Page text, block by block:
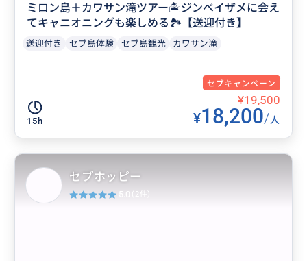
ミロン島＋カワサン滝ツアー🏝ジンベイザメに会え
てキャニオニングも楽しめる🏞️【送迎付き】
送迎付き セブ島体験 セブ島観光 カワサン滝
セブキャンペーン
15h
¥19,500
¥18,200/人
セブホッピー
5.0 (2件)